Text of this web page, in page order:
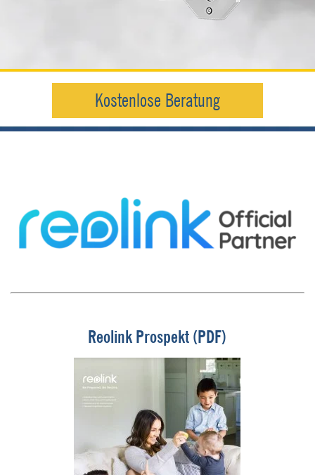
Kostenlose Beratung
Reolink Prospekt (PDF)